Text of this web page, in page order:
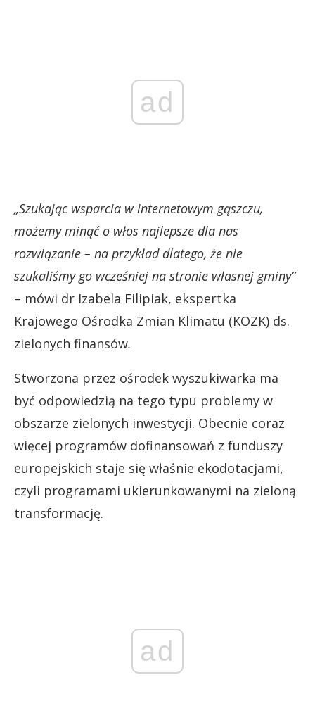
ad
„Szukając wsparcia w internetowym gąszczu,
możemy minąć o włos najlepsze dla nas
rozwiązanie – na przykład dlatego, że nie
szukaliśmy go wcześniej na stronie własnej gminy”
– mówi dr Izabela Filipiak, ekspertka
Krajowego Ośrodka Zmian Klimatu (KOZK) ds.
zielonych finansów.
Stworzona przez ośrodek wyszukiwarka ma
być odpowiedzią na tego typu problemy w
obszarze zielonych inwestycji. Obecnie coraz
więcej programów dofinansowań z funduszy
europejskich staje się właśnie ekodotacjami,
czyli programami ukierunkowanymi na zieloną
transformację.
ad